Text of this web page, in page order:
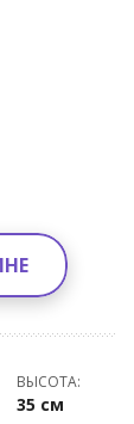
ВЫСОТА:
35 см